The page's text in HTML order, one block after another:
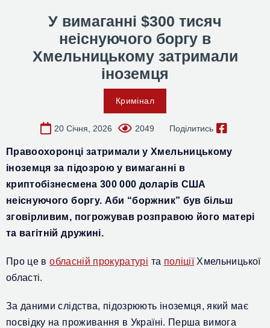
У вимаганні $300 тисяч
неіснуючого боргу в
Хмельницькому затримали
іноземця
Кримінал
20 Січня, 2026 2049 Поділитись
Правоохоронці затримали у Хмельницькому
іноземця за підозрою у вимаганні в
криптобізнесмена 300000 доларів США
неіснуючого боргу. Аби “боржник” був більш
зговірливим, погрожував розправою його матері
та вагітній дружині.
Про це вобласній прокуратурі та поліціїХмельницької
області.
За даними слідства, підозрюють іноземця, який має
посвідку на проживання в Україні. Перша вимога